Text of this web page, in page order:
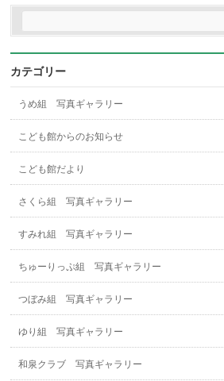
カテゴリー
うめ組 写真ギャラリー
こども館からのお知らせ
こども館だより
さくら組 写真ギャラリー
すみれ組 写真ギャラリー
ちゅーりっぷ組 写真ギャラリー
つぼみ組 写真ギャラリー
ゆり組 写真ギャラリー
和泉クラブ 写真ギャラリー